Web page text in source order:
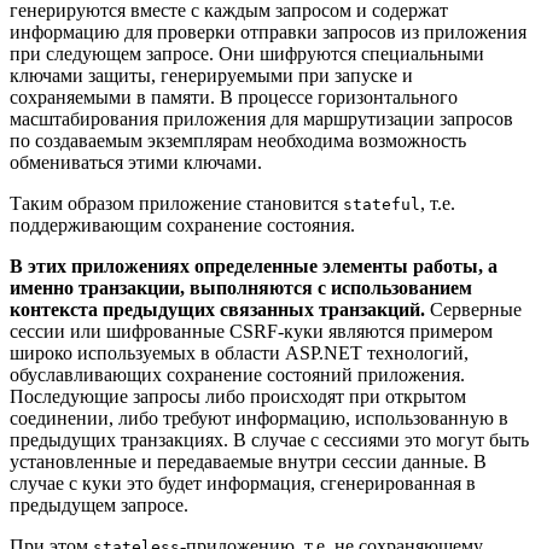
генерируются вместе с каждым запросом и содержат
информацию для проверки отправки запросов из приложения
при следующем запросе. Они шифруются специальными
ключами защиты, генерируемыми при запуске и
сохраняемыми в памяти. В процессе горизонтального
масштабирования приложения для маршрутизации запросов
по создаваемым экземплярам необходима возможность
обмениваться этими ключами.
Таким образом приложение становится stateful , т.е.
поддерживающим сохранение состояния.
В этих приложениях определенные элементы работы, а
именно транзакции, выполняются с использованием
контекста предыдущих связанных транзакций. Серверные
сессии или шифрованные CSRF-куки являются примером
широко используемых в области ASP.NET технологий,
обуславливающих сохранение состояний приложения.
Последующие запросы либо происходят при открытом
соединении, либо требуют информацию, использованную в
предыдущих транзакциях. В случае с сессиями это могут быть
установленные и передаваемые внутри сессии данные. В
случае с куки это будет информация, сгенерированная в
предыдущем запросе.